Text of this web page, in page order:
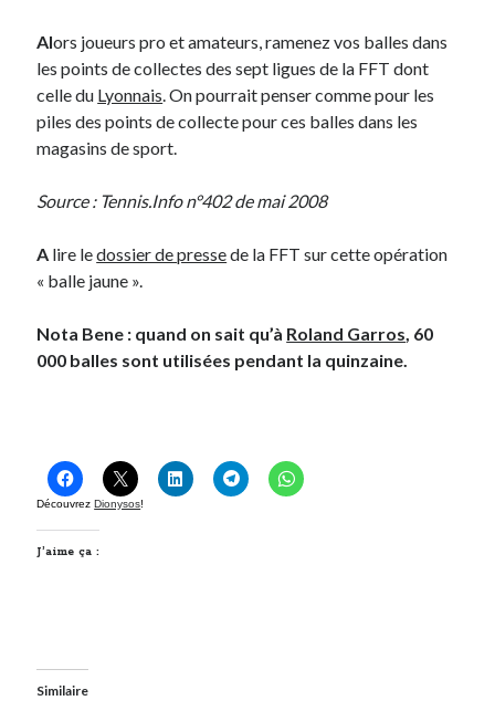
Commentaires récents
Entretien ménager
T’as vu quoi ? #52
C’était pas mieux avant… à Lyon
littlecelt
dans
Comment j’ai opéré ma vélorution toute personnelle
Anthony
Comment j’ai opéré ma vélorution toute personnelle
personnelle
On parle de quoi ?
A Lyon
Bon plan du dimanche
Geek
Green
Parole de Follower
Patchwork
Alors joueurs pro et amateurs, ramenez vos balles dans
les points de collectes des sept ligues de la FFT dont
celle du Lyonnais. On pourrait penser comme pour les
piles des points de collecte pour ces balles dans les
magasins de sport.
Source : Tennis.Info n°402 de mai 2008
A lire ledossier de pressede la FFT sur cette opération
« balle jaune ».
Nota Bene : quand on sait qu’à Roland Garros, 60
000 balles sont utilisées pendant la quinzaine.
DécouvrezDionysos!
J’aime ça :
Similaire